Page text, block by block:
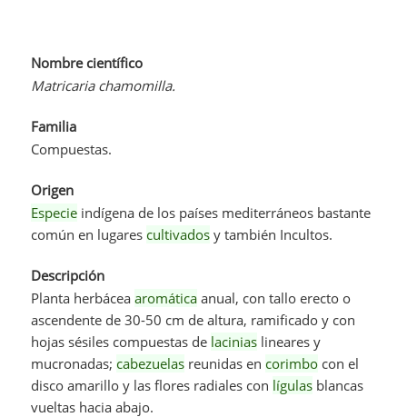
Nombre científico
Matricaria chamomilla.
Familia
Compuestas.
Origen
Especie indígena de los países mediterráneos bastante
común en lugares cultivados y también Incultos.
Descripción
Planta herbáceaaromática anual, con tallo erecto o
ascendente de 30-50 cm de altura, ramificado y con
hojas sésiles compuestas de lacinias lineares y
mucronadas; cabezuelas reunidas en corimbo con el
disco amarillo y las flores radiales con lígulas blancas
vueltas hacia abajo.